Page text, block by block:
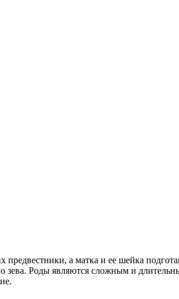
а матка и ее шейка
зева. Роды являются сложным и